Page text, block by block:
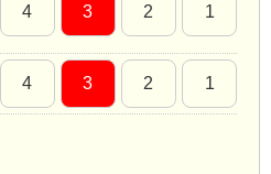
4 3 2 1
4 3 2 1